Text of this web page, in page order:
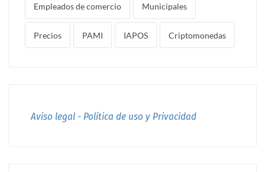
Empleados de comercio Municipales
Precios PAMI IAPOS Criptomonedas